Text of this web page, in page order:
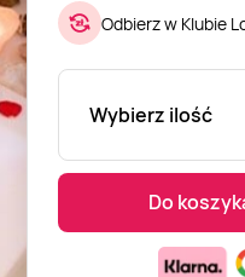
Odbierz w Klubie
Wybierz ilość
Do